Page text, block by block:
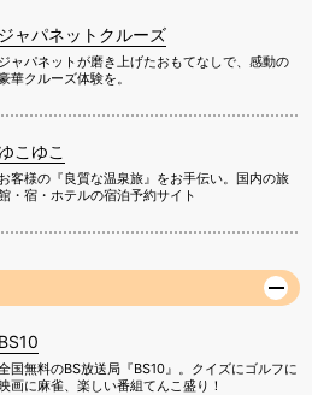
ジャパネットクルーズ
ジャパネットが磨き上げたおもてなしで、感動の
華クルーズ体験を。
ゆこゆこ
お客様の『良質な温泉旅』をお手伝い。国内の旅
・宿・ホテルの宿泊予約サイト
BS10
国無料のBS放送局『BS10』。クイズにゴルフに
画に麻雀、楽しい番組てんこ盛り！